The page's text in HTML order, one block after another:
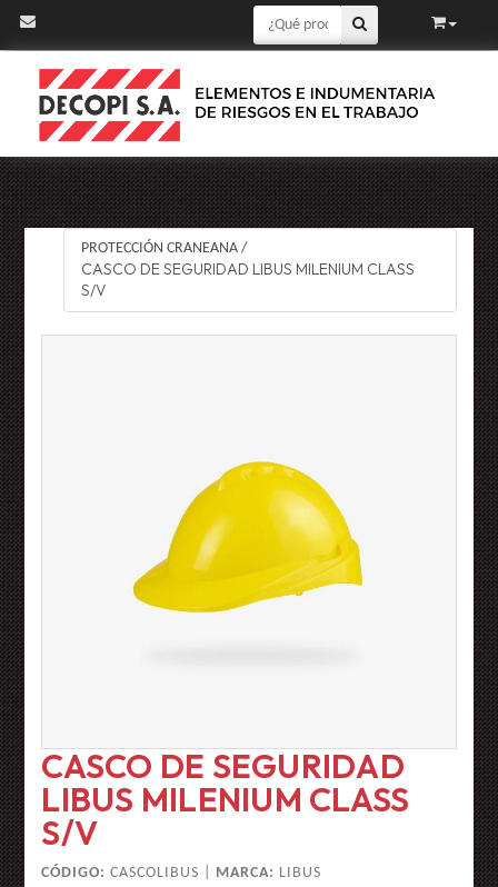
PROTECCIÓN CRANEANA /
CASCO DE SEGURIDAD LIBUS MILENIUM CLASS
S/V
CASCO DE SEGURIDAD
LIBUS MILENIUM CLASS
S/V
CÓDIGO: CASCOLIBUS | MARCA: LIBUS